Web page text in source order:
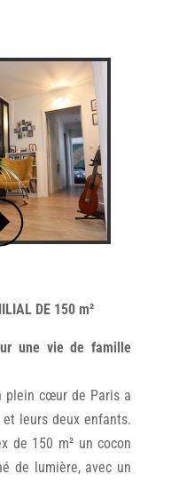
DE 150 m²
une vie de famille
plein cœur de Paris a
leurs deux enfants.
de 150 m² un cocon
de lumière, avec un